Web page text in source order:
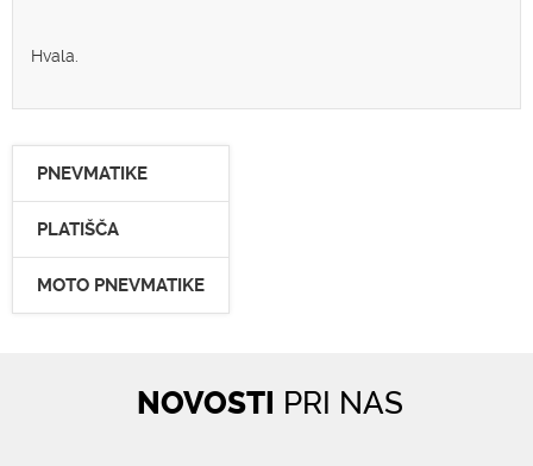
Hvala.
PNEVMATIKE
PLATIŠČA
MOTO PNEVMATIKE
NOVOSTI PRI NAS